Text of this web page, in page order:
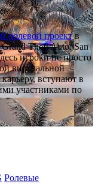
ролевой проектв
Theft Auto: San
игроки не просто
виртуальной
вступают в
участниками по
Ролевые